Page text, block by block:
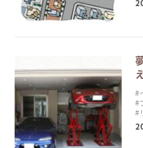
#
#
#